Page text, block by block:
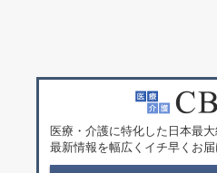
医療・介護に特化した日本最
最新情報を幅広くイチ早くお届